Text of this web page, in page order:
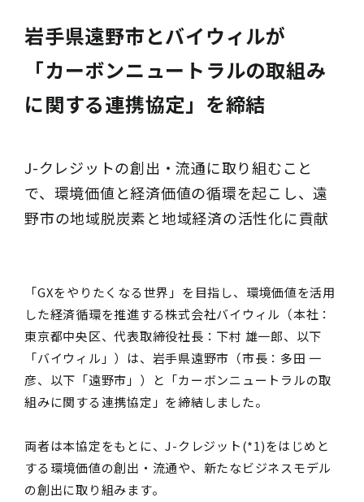
岩手県遠野市とバイウィルが
「カーボンニュートラルの取組み
に関する連携協定」を締結
J-クレジットの創出・流通に取り組むこと
で、環境価値と経済価値の循環を起こし、遠
野市の地域脱炭素と地域経済の活性化に貢献
「GXをやりたくなる世界」を目指し、環境価値を活用
した経済循環を推進する株式会社バイウィル（本社：
東京都中央区、代表取締役社長：下村 雄一郎、以下
「バイウィル」）は、岩手県遠野市（市長：多田 一
彦、以下「遠野市」）と「カーボンニュートラルの取
組みに関する連携協定」を締結しました。
両者は本協定をもとに、J-クレジット(*1)をはじめと
する環境価値の創出・流通や、新たなビジネスモデル
の創出に取り組みます。